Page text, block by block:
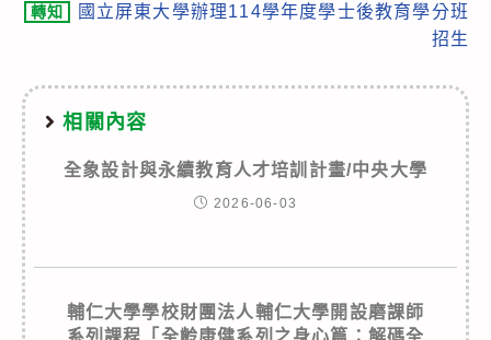
轉知
國立屏東大學辦理114學年度學士後教育學分班
招生
相關內容
全象設計與永續教育人才培訓計畫/中央大學
2026-06-03
輔仁大學學校財團法人輔仁大學開設磨課師
系列課程「全齡康健系列之身心篇：解碼全